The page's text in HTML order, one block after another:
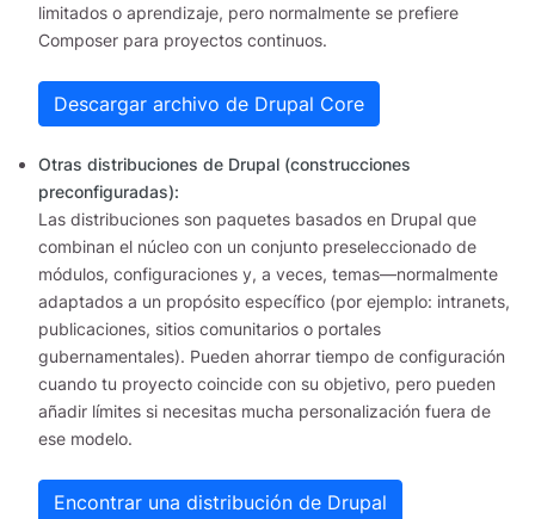
limitados o aprendizaje, pero normalmente se prefiere
Composer para proyectos continuos.
Descargar archivo de Drupal Core
Otras distribuciones de Drupal (construcciones
preconfiguradas):
Las distribuciones son paquetes basados en Drupal que
combinan el núcleo con un conjunto preseleccionado de
módulos, configuraciones y, a veces, temas—normalmente
adaptados a un propósito específico (por ejemplo: intranets,
publicaciones, sitios comunitarios o portales
gubernamentales). Pueden ahorrar tiempo de configuración
cuando tu proyecto coincide con su objetivo, pero pueden
añadir límites si necesitas mucha personalización fuera de
ese modelo.
Encontrar una distribución de Drupal